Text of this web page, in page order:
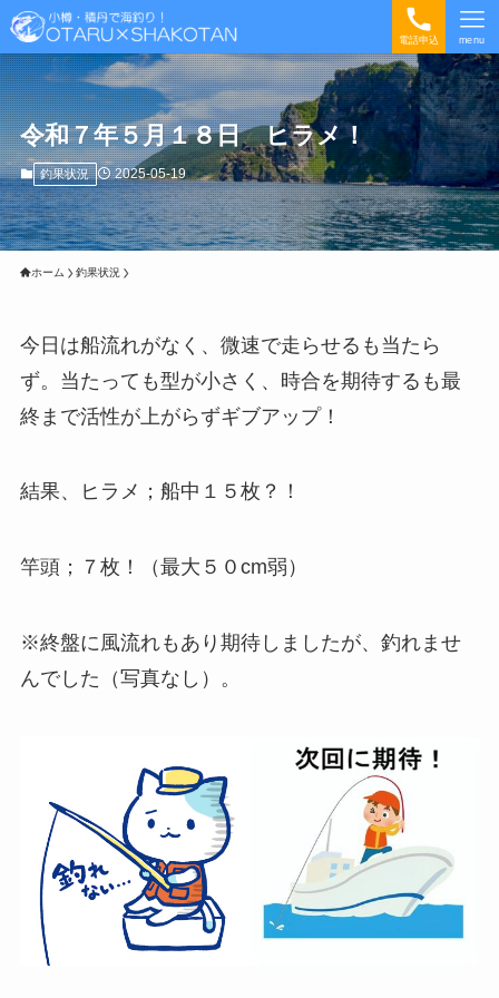
電話申込 menu
令和７年５月１８日 ヒラメ！
釣果状況 2025-05-19
ホーム 釣果状況
今日は船流れがなく、微速で走らせるも当たら
ず。当たっても型が小さく、時合を期待するも最
終まで活性が上がらずギブアップ！
結果、ヒラメ；船中１５枚？！
竿頭；７枚！（最大５０cm弱）
※終盤に風流れもあり期待しましたが、釣れませ
んでした（写真なし）。